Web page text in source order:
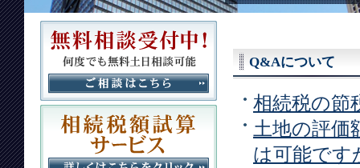
Q&Aについて
相続税の節
土地の評価
は可能です